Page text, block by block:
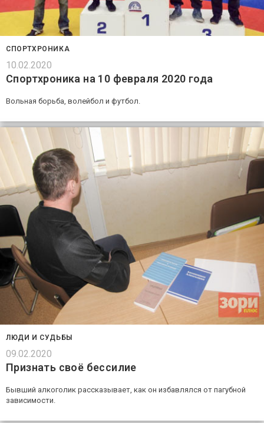
СПОРТХРОНИКА
10.02.2020
Спортхроника на 10 февраля 2020 года
Вольная борьба, волейбол и футбол.
ЛЮДИ И СУДЬБЫ
09.02.2020
Признать своё бессилие
Бывший алкоголик рассказывает, как он избавлялся от пагубной
зависимости.